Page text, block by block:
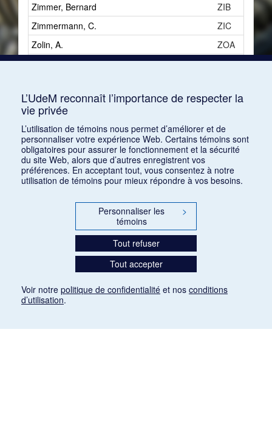
Zimmer, Bernard
ZIB
Zimmermann, C.
ZIC
Zolin, A.
ZOA
Zollinger, Albert
ZOAa
Zwart, James
ZWJ
L’UdeM reconnaît l’importance de respecter la
vie privée
L’utilisation de témoins nous permet d’améliorer et de
personnaliser votre expérience Web. Certains témoins sont
obligatoires pour assurer le fonctionnement et la sécurité
du site Web, alors que d’autres enregistrent vos
préférences. En acceptant tout, vous consentez à notre
utilisation de témoins pour mieux répondre à vos besoins.
Personnaliser les
témoins
>
Tout refuser
Tout accepter
Voir notre politique de confidentialité et nos conditions
d’utilisation.